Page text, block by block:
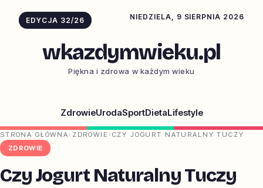
EDYCJA 32/26 NIEDZIELA, 9 SIERPNIA 2026
wkazdymwieku.pl
Piękna i zdrowa w każdym wieku
ZdrowieUrodaSportDietaLifestyle
STRONA GŁÓWNA › ZDROWIE › CZY JOGURT NATURALNY TUCZY
ZDROWIE
Czy Jogurt Naturalny Tuczy